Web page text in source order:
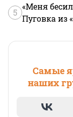
5
«Меня
Пуговка из
Самые
наших